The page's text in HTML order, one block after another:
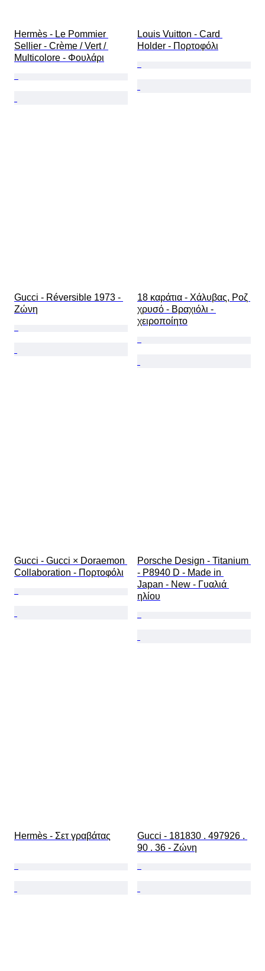
Hermès - Le Pommier
Sellier - Crème / Vert /
Multicolore - Φουλάρι
Louis Vuitton - Card
Holder - Πορτοφόλι
Gucci - Réversible 1973 -
Ζώνη
18 καράτια - Χάλυβας, Ροζ
χρυσό - Βραχιόλι -
χειροποίητο
Gucci - Gucci × Doraemon
Collaboration - Πορτοφόλι
Porsche Design - Titanium
- P8940 D - Made in
Japan - New - Γυαλιά
ηλίου
Hermès - Σετ γραβάτας
Gucci - 181830 . 497926 .
90 . 36 - Ζώνη